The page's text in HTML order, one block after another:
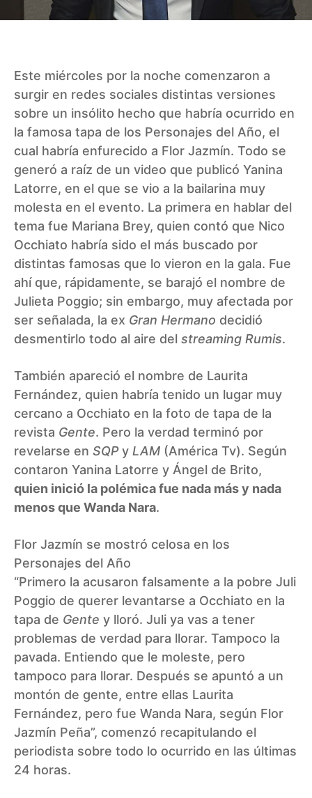
Este miércoles por la noche comenzaron a
surgir en redes sociales distintas versiones
sobre un insólito hecho que habría ocurrido en
la famosa tapa de los Personajes del Año, el
cual habría enfurecido a Flor Jazmín. Todo se
generó a raíz de un video que publicó Yanina
Latorre, en el que se vio a la bailarina muy
molesta en el evento. La primera en hablar del
tema fue Mariana Brey, quien contó que Nico
Occhiato habría sido el más buscado por
distintas famosas que lo vieron en la gala. Fue
ahí que, rápidamente, se barajó el nombre de
Julieta Poggio; sin embargo, muy afectada por
ser señalada, la ex Gran Hermano decidió
desmentirlo todo al aire del streaming Rumis.
También apareció el nombre de Laurita
Fernández, quien habría tenido un lugar muy
cercano a Occhiato en la foto de tapa de la
revista Gente. Pero la verdad terminó por
revelarse en SQPy LAM (América Tv). Según
contaron Yanina Latorre y Ángel de Brito,
quien inició la polémica fue nada más y nada
menos que Wanda Nara.
Flor Jazmín se mostró celosa en los
Personajes del Año
“Primero la acusaron falsamente a la pobre Juli
Poggio de querer levantarse a Occhiato en la
tapa de Gente y lloró. Juli ya vas a tener
problemas de verdad para llorar. Tampoco la
pavada. Entiendo que le moleste, pero
tampoco para llorar. Después se apuntó a un
montón de gente, entre ellas Laurita
Fernández, pero fue Wanda Nara, según Flor
Jazmín Peña”, comenzó recapitulando el
periodista sobre todo lo ocurrido en las últimas
24 horas.